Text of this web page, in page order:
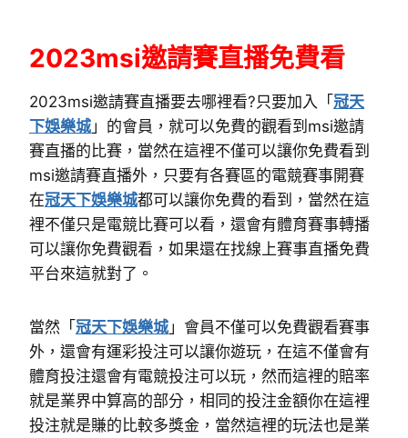
2023msi邀請賽直播免費看
2023msi邀請賽直播要去哪裡看?只要加入「冠天
下娛樂城 」的會員，就可以免費的觀看到msi邀請
賽直播的比賽，當然在這裡不僅可以讓你免費看到
msi邀請賽直播外，只要有各賽區的電競賽事開賽
在冠天下娛樂城都可以讓你免費的看到，當然在這
裡不僅只是電競比賽可以看，還會有體育賽事轉播
可以讓你免費觀看，如果還在找線上賽事直播免費
平台來這就對了。
當然「冠天下娛樂城 」會員不僅可以免費觀看賽事
外，還會有運彩投注可以讓你遊玩，在這不僅會有
體育投注還會有電競投注可以玩，然而這裡的賠率
就是業界中算高的部分，相同的投注金額你在這裡
投注就是賺的比較多獎金，當然這裡的玩法也是業